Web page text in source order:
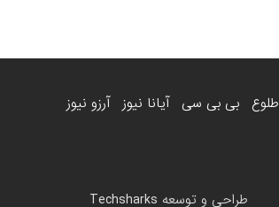
طلوع بی بی سی آیانا نیوز آرزو نیوز
طراحی و توسعه Techsharks